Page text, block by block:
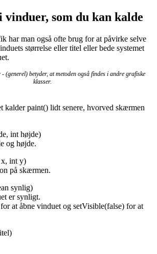
som du kan kalde
har man også ofte brug for at påvirke selve
størrelse eller titel eller bede systemet
(generel) betyder, at metoden også findes i andre grafiske
klasser.
kalder paint() lidt senere, hvorved skærmen
int højde)
og højde.
int y)
på skærmen.
synlig)
er synligt.
at åbne vinduet og setVisible(false) for at